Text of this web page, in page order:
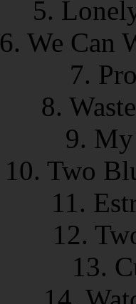
5.
6. We Can
7.
8.
9.
10. Two
11.
12.
13.